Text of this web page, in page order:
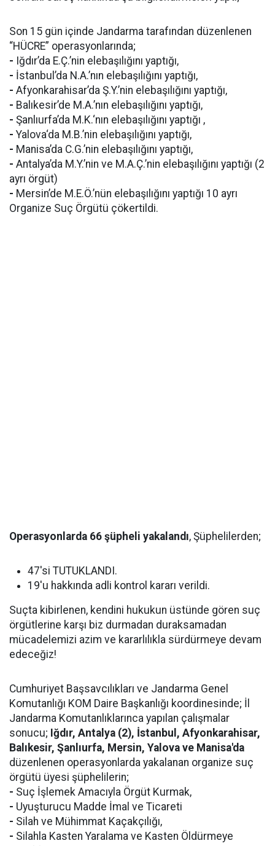
Son 15 gün içinde Jandarma tarafından düzenlenen
“HÜCRE” operasyonlarında;
- Iğdır’da E.Ç.’nin elebaşılığını yaptığı,
- İstanbul’da N.A.’nın elebaşılığını yaptığı,
- Afyonkarahisar’da Ş.Y.’nin elebaşılığını yaptığı,
- Balıkesir’de M.A.’nın elebaşılığını yaptığı,
- Şanlıurfa’da M.K.‘nın elebaşılığını yaptığı ,
- Yalova‘da M.B.’nin elebaşılığını yaptığı,
- Manisa’da C.G.’nin elebaşılığını yaptığı,
- Antalya’da M.Y.’nin ve M.A.Ç.’nin elebaşılığını yaptığı (2
ayrı örgüt)
- Mersin’de M.E.Ö.’nün elebaşılığını yaptığı 10 ayrı
Organize Suç Örgütü çökertildi.
Operasyonlarda 66 şüpheli yakalandı, Şüphelilerden;
47'si TUTUKLANDI.
19'u hakkında adli kontrol kararı verildi.
Suçta kibirlenen, kendini hukukun üstünde gören suç
örgütlerine karşı biz durmadan duraksamadan
mücadelemizi azim ve kararlılıkla sürdürmeye devam
edeceğiz!
Cumhuriyet Başsavcılıkları ve Jandarma Genel
Komutanlığı KOM Daire Başkanlığı koordinesinde; İl
Jandarma Komutanlıklarınca yapılan çalışmalar
sonucu; Iğdır, Antalya (2), İstanbul, Afyonkarahisar,
Balıkesir, Şanlıurfa, Mersin, Yalova ve Manisa'da
düzenlenen operasyonlarda yakalanan organize suç
örgütü üyesi şüphelilerin;
- Suç İşlemek Amacıyla Örgüt Kurmak,
- Uyuşturucu Madde İmal ve Ticareti
- Silah ve Mühimmat Kaçakçılığı,
- Silahla Kasten Yaralama ve Kasten Öldürmeye